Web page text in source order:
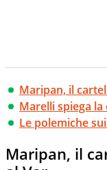
Maripan, il
Marelli spiega
Le polemiche
Maripan, il